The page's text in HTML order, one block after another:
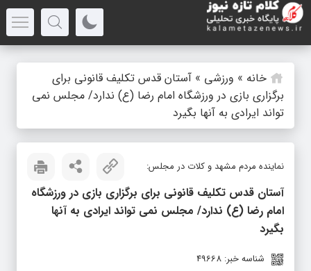
خانه » ورزشی » آستان قدس تکلیف قانونی برای
برگزاری بازی در ورزشگاه امام رضا (ع) ندارد/ مجلس نمی
تواند ایرادی به آنها بگیرد
نماینده مردم مشهد و کلات در مجلس:
آستان قدس تکلیف قانونی برای برگزاری بازی در ورزشگاه
امام رضا (ع) ندارد/ مجلس نمی تواند ایرادی به آنها
بگیرد
شناسه خبر: 49668